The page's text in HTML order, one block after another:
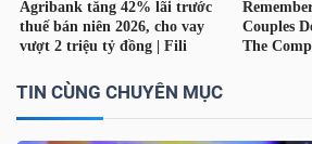
TIN CÙNG CHUYÊN MỤC
tài